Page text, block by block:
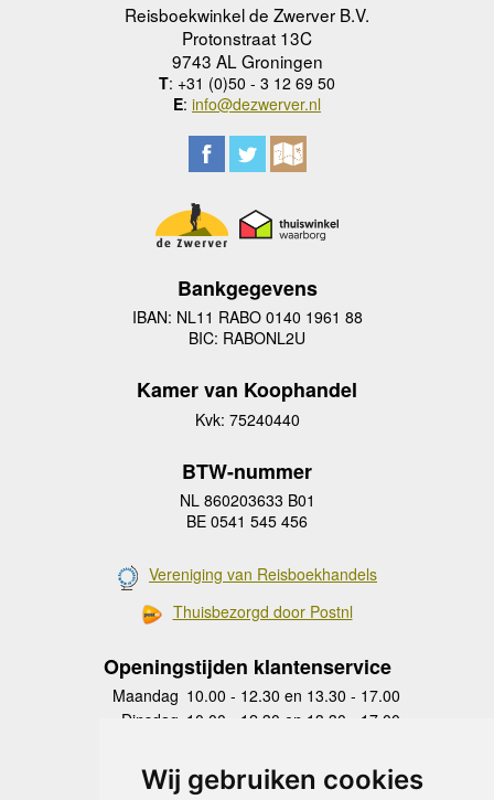
Wij gebruiken cookies
Reisboekwinkel de Zwerver B.V.
Protonstraat 13C
9743 AL Groningen
T: +31 (0)50 - 3 12 69 50
E: info@dezwerver.nl
Bankgegevens
IBAN: NL11 RABO 0140 1961 88
BIC: RABONL2U
Kamer van Koophandel
Kvk: 75240440
BTW-nummer
NL 860203633 B01
BE 0541 545 456
Vereniging van Reisboekhandels
Thuisbezorgd door Postnl
Openingstijden klantenservice
Maandag 10.00 - 12.30 en 13.30 - 17.00
Dinsdag 10.00 - 12.30 en 13.30 - 17.00
Donderdag
10.00 - 12.30 en 13.30 - 17.00
Vrijdag 10.00 - 12.30 en 13.30 - 17.00